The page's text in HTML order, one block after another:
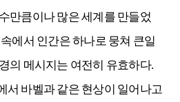
만큼이나 많은 세계를 만들었
에서 인간은 하나로 뭉쳐 큰일
의 메시지는 여전히 유효하다.
서 바벨과 같은 현상이 일어나고